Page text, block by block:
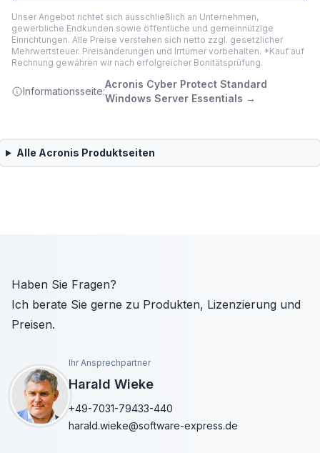
Unser Angebot richtet sich ausschließlich an Unternehmen,
gewerbliche Endkunden sowie öffentliche und gemeinnützige
Einrichtungen. Alle Preise verstehen sich netto zzgl. gesetzlicher
Mehrwertsteuer. Preisänderungen und Irrtümer vorbehalten. *Kauf auf
Rechnung gewähren wir nach erfolgreicher Bonitätsprüfung.
Informationsseite:
Acronis Cyber Protect Standard
Windows Server Essentials →
Alle Acronis Produktseiten
Haben Sie Fragen?
Ich berate Sie gerne zu Produkten, Lizenzierung und
Preisen.
Ihr Ansprechpartner
Harald Wieke
+49-7031-79433-440
harald.wieke@software-express.de